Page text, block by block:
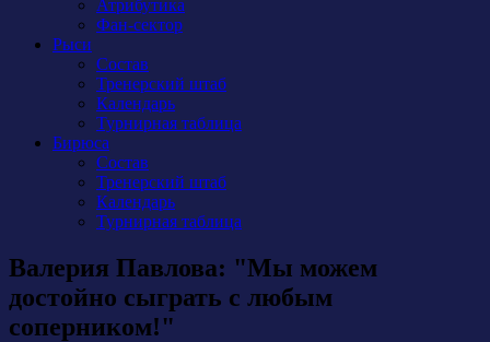
Атрибутика
Фан-сектор
Рыси
Состав
Тренерский штаб
Календарь
Турнирная таблица
Бирюса
Состав
Тренерский штаб
Календарь
Турнирная таблица
Валерия Павлова: "Мы можем
достойно сыграть с любым
соперником!"